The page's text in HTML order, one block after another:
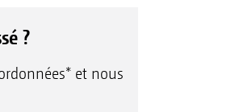
?
et nous